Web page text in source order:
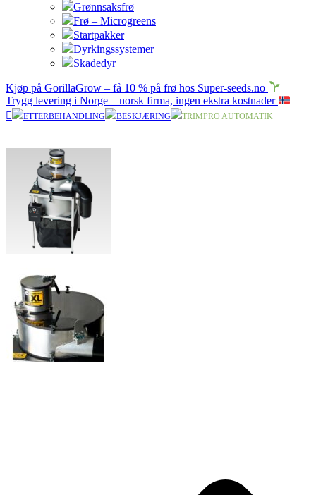
Grønnsaksfrø
Frø – Microgreens
Startpakker
Dyrkingssystemer
Skadedyr
Kjøp på GorillaGrow – få 10 % på frø hos Super-seeds.no
Trygg levering i Norge – norsk firma, ingen ekstra kostnader
ETTERBEHANDLING BESKJÆRING TRIMPRO AUTOMATIK